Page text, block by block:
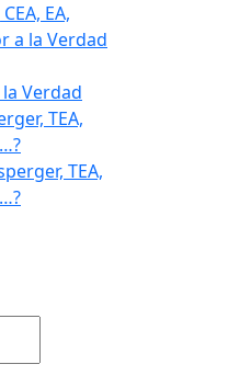
EA,
a la Verdad
la Verdad
TEA,
TEA,